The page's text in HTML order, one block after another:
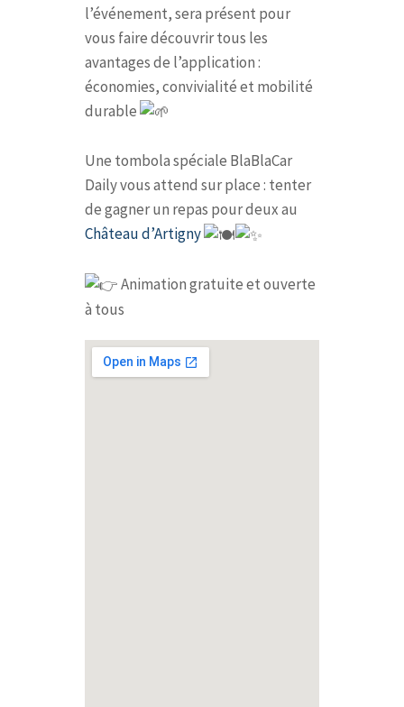
l’événement, sera présent pour
vous faire découvrir tous les
avantages de l’application :
économies, convivialité et mobilité
durable
Une tombola spéciale BlaBlaCar
Daily vous attend sur place : tenter
de gagner un repas pour deux au
Château d’Artigny
Animation gratuite et ouverte
à tous